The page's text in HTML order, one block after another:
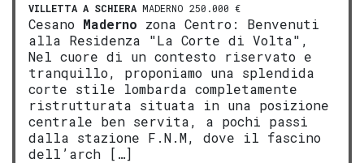
VILLETTA A SCHIERA MADERNO 250.000 €
Cesano Maderno zona Centro: Benvenuti
alla Residenza "La Corte di Volta",
Nel cuore di un contesto riservato e
tranquillo, proponiamo una splendida
corte stile lombarda completamente
ristrutturata situata in una posizione
centrale ben servita, a pochi passi
dalla stazione F.N.M, dove il fascino
dell’arch […]